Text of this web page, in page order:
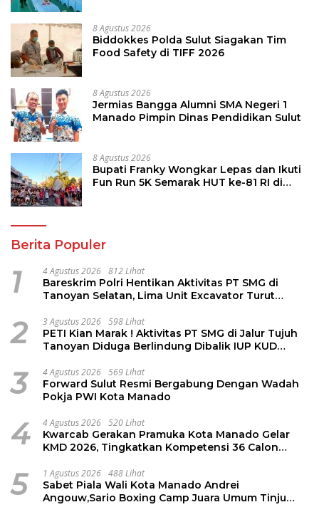
8 Agustus 2026
Biddokkes Polda Sulut Siagakan Tim
Food Safety di TIFF 2026
8 Agustus 2026
Jermias Bangga Alumni SMA Negeri 1
Manado Pimpin Dinas Pendidikan Sulut
8 Agustus 2026
Bupati Franky Wongkar Lepas dan Ikuti
Fun Run 5K Semarak HUT ke-81 RI di
Berita Populer
1 4 Agustus 2026 812 Lihat
Bareskrim Polri Hentikan Aktivitas PT SMG di
Tanoyan Selatan, Lima Unit Excavator Turut
2 3 Agustus 2026 598 Lihat
PETI Kian Marak ! Aktivitas PT SMG di Jalur Tujuh
Tanoyan Diduga Berlindung Dibalik IUP KUD
3 4 Agustus 2026 569 Lihat
Forward Sulut Resmi Bergabung Dengan Wadah
Pokja PWI Kota Manado
4 4 Agustus 2026 520 Lihat
Kwarcab Gerakan Pramuka Kota Manado Gelar
KMD 2026, Tingkatkan Kompetensi 36 Calon
5 1 Agustus 2026 488 Lihat
Sabet Piala Wali Kota Manado Andrei
Angouw,Sario Boxing Camp Juara Umum Tinju